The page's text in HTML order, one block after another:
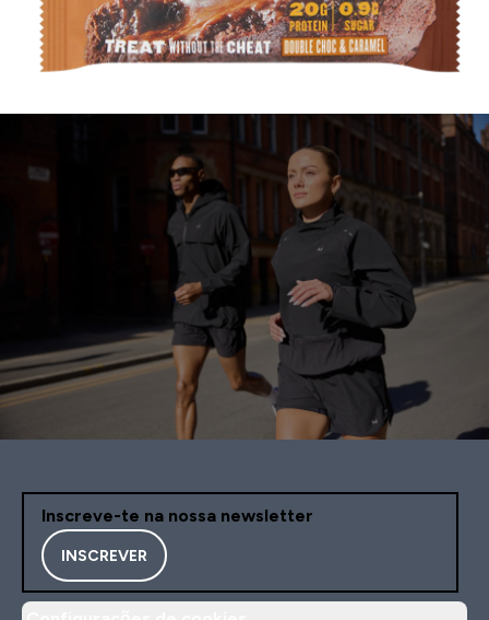
Inscreve-te na nossa newsletter
INSCREVER